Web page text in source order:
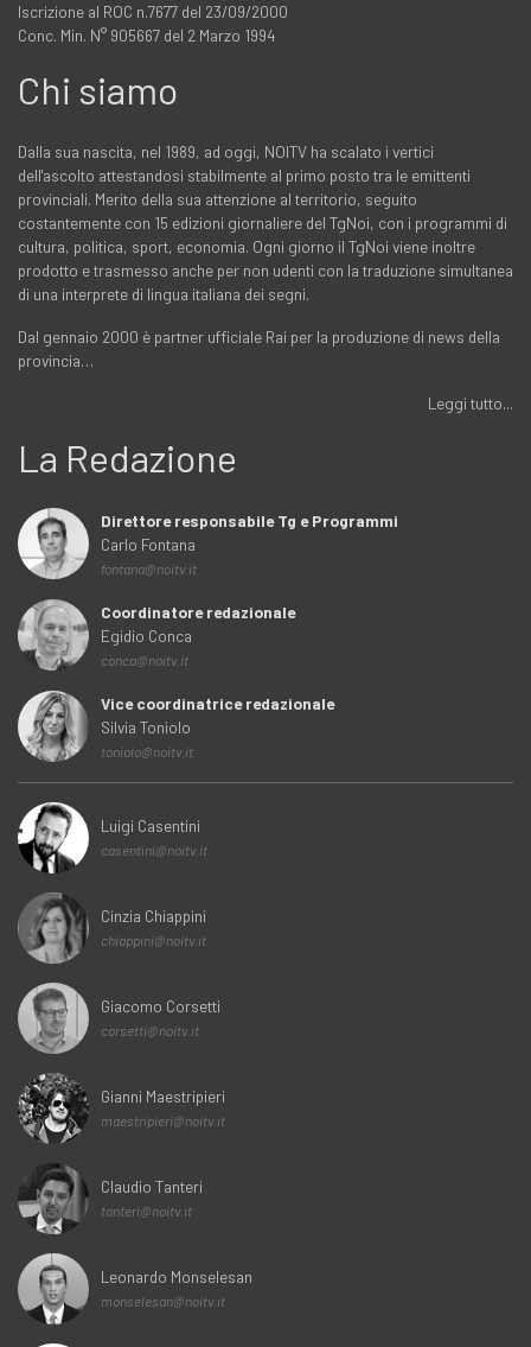
Iscrizione al ROC n.7677 del 23/09/2000
Conc. Min. N° 905667 del 2 Marzo 1994
Chi siamo
Dalla sua nascita, nel 1989, ad oggi, NOITV ha scalato i vertici
dell'ascolto attestandosi stabilmente al primo posto tra le emittenti
provinciali. Merito della sua attenzione al territorio, seguito
costantemente con 15 edizioni giornaliere del TgNoi, con i programmi di
cultura, politica, sport, economia. Ogni giorno il TgNoi viene inoltre
prodotto e trasmesso anche per non udenti con la traduzione simultanea
di una interprete di lingua italiana dei segni.
Dal gennaio 2000 è partner ufficiale Rai per la produzione di news della
provincia…
Leggi tutto...
La Redazione
Direttore responsabile Tg e Programmi
Carlo Fontana
fontana@noitv.it
Coordinatore redazionale
Egidio Conca
conca@noitv.it
Vice coordinatrice redazionale
Silvia Toniolo
toniolo@noitv.it
Luigi Casentini
casentini@noitv.it
Cinzia Chiappini
chiappini@noitv.it
Giacomo Corsetti
corsetti@noitv.it
Gianni Maestripieri
maestripieri@noitv.it
Claudio Tanteri
tanteri@noitv.it
Leonardo Monselesan
monselesan@noitv.it